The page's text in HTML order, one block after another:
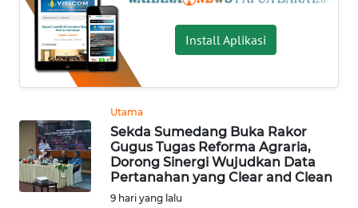
Install Aplikasi
Utama
Sekda Sumedang Buka Rakor
Gugus Tugas Reforma Agraria,
Dorong Sinergi Wujudkan Data
Pertanahan yang Clear and Clean
9 hari yang lalu
KHAS
SERBA-
SERBI
OPINI
Informasi